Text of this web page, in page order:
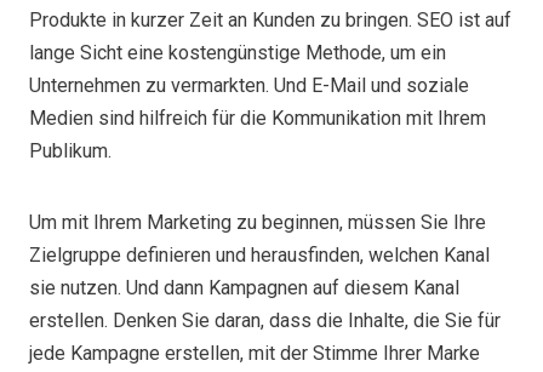
Produkte in kurzer Zeit an Kunden zu bringen. SEO ist auf
lange Sicht eine kostengünstige Methode, um ein
Unternehmen zu vermarkten. Und E-Mail und soziale
Medien sind hilfreich für die Kommunikation mit Ihrem
Publikum.
Um mit Ihrem Marketing zu beginnen, müssen Sie Ihre
Zielgruppe definieren und herausfinden, welchen Kanal
sie nutzen. Und dann Kampagnen auf diesem Kanal
erstellen. Denken Sie daran, dass die Inhalte, die Sie für
jede Kampagne erstellen, mit der Stimme Ihrer Marke